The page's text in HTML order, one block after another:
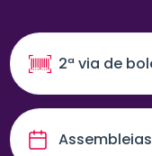
2ª via de
Assembleias